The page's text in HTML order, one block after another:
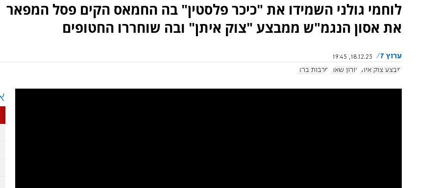
לוחמי גולני השמידו את "כיכר פלסטין" בה החמאס הקים פסל המפאר
את אסון הנגמ"ש ממבצע "צוק איתן" ובה שוחררו החטופים
ערוץ 7
18.12.23, 19:45
מבצע צוק איתן אורון שאול חרבות ברזל